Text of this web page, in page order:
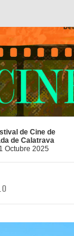
de Cine de
de Calatrava
Octubre 2025